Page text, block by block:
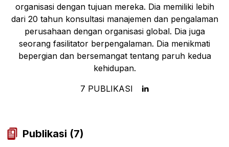
organisasi dengan tujuan mereka. Dia memiliki lebih
dari 20 tahun konsultasi manajemen dan pengalaman
perusahaan dengan organisasi global. Dia juga
seorang fasilitator berpengalaman. Dia menikmati
bepergian dan bersemangat tentang paruh kedua
kehidupan.
7 PUBLIKASI
Publikasi (7)